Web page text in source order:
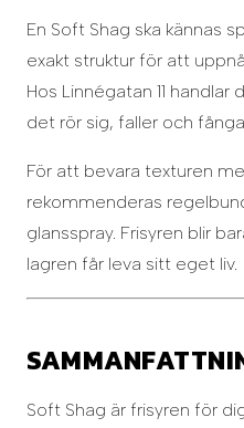
En Soft Shag ska kännas
exakt struktur för att
Hos Linnégatan 11
det rör sig, faller och
För att bevara texturen
rekommenderas
glansspray. Frisyren blir
lagren får leva sitt eget liv.
Soft Shag är frisyren för